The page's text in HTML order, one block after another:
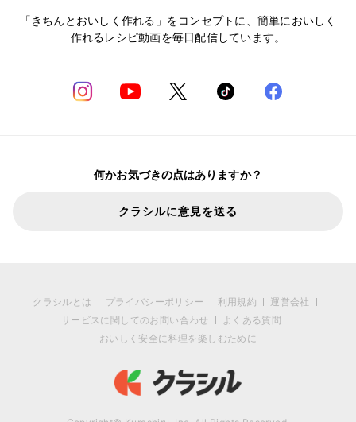
「きちんとおいしく作れる」をコンセプトに、簡単においしく
作れるレシピ動画を毎日配信しています。
何かお気づきの点はありますか？
クラシルに意見を送る
クラシルとは プライバシーポリシー 利用規約
運営会社
サービスに関してのお問い合わせ
よくある質問
おいしく安全に料理を楽しむために